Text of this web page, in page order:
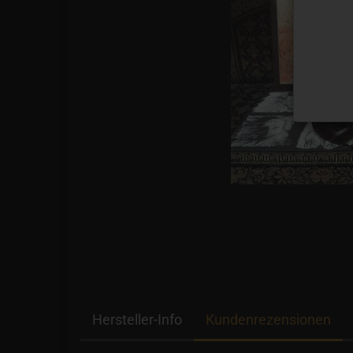
Hersteller-Info Kundenrezensionen